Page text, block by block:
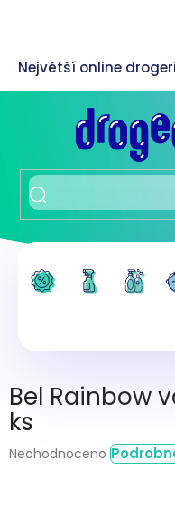
Bel Rainbow
ks
Průměrné
Neohodnoceno